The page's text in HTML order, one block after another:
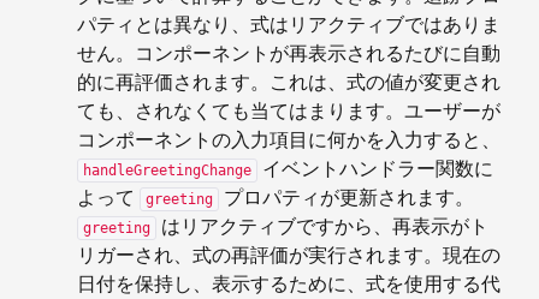
パティとは異なり、式はリアクティブではありま
せん。コンポーネントが再表示されるたびに自動
的に再評価されます。これは、式の値が変更され
ても、されなくても当てはまります。ユーザーが
コンポーネントの入力項目に何かを入力すると、
handleGreetingChange
イベントハンドラー関数に
よって
greeting プロパティが更新されます。
greeting
はリアクティブですから、再表示がト
リガーされ、式の再評価が実行されます。現在の
日付を保持し、表示するために、式を使用する代